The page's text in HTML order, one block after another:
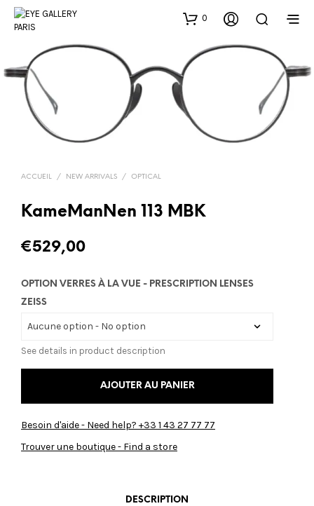
0
ACCUEIL / NEW ARRIVALS / OPTICAL
KameManNen 113 MBK
€529,00
OPTION VERRES À LA VUE - PRESCRIPTION LENSES
ZEISS
See details in product description
AJOUTER AU PANIER
Besoin d'aide - Need help? +33 1 43 27 77 77
Trouver une boutique - Find a store
DESCRIPTION